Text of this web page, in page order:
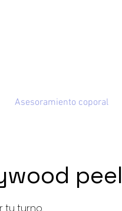
Asesoramiento coporal
peel